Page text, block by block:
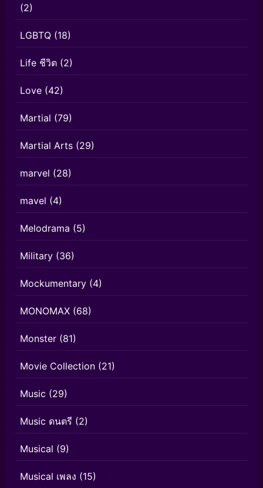
(2)
LGBTQ (18)
Life ชีวิต (2)
Love (42)
Martial (79)
Martial Arts (29)
marvel (28)
mavel (4)
Melodrama (5)
Military (36)
Mockumentary (4)
MONOMAX (68)
Monster (81)
Movie Collection (21)
Music (29)
Music ดนตรี (2)
Musical (9)
Musical เพลง (15)